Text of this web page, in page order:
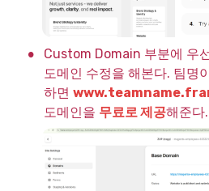
•
Custom Domain 부분에 우
도메인 수정을 해본다. 팀명
하면
도메인을 무료로 제공해준다.